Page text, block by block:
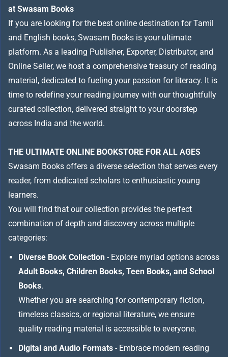
at Swasam Books
If you are looking for the best online destination for Tamil
and English books, Swasam Books is your ultimate
platform. As a leading Publisher, Exporter, Distributor, and
Online Seller, we host a comprehensive treasury of reading
material, dedicated to fueling your passion for literacy. It is
time to redefine your reading journey with our thoughtfully
curated collection, delivered straight to your doorstep
across India and the world.
THE ULTIMATE ONLINE BOOKSTORE FOR ALL AGES
Swasam Books offers a diverse selection that serves every
reader, from dedicated scholars to enthusiastic young
learners.
You will find that our collection provides the perfect
combination of depth and discovery across multiple
categories:
Diverse Book Collection - Explore myriad options across
Adult Books, Children Books, Teen Books, and School
Books.
Whether you are searching for contemporary fiction,
timeless classics, or regional literature, we ensure
quality reading material is accessible to everyone.
Digital and Audio Formats - Embrace modern reading